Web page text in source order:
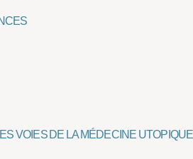
VOIES DE LA MÉDECINE UTOPIQUE